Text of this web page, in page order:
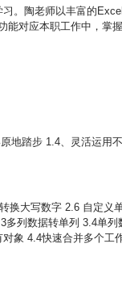
。陶老师以丰富的
能对应本职工作中，掌
地踏步 1.4、灵活运用不
换大写数字 2.6 自定义
多列数据转单列 3.4单列
象 4.4快速合并多个工